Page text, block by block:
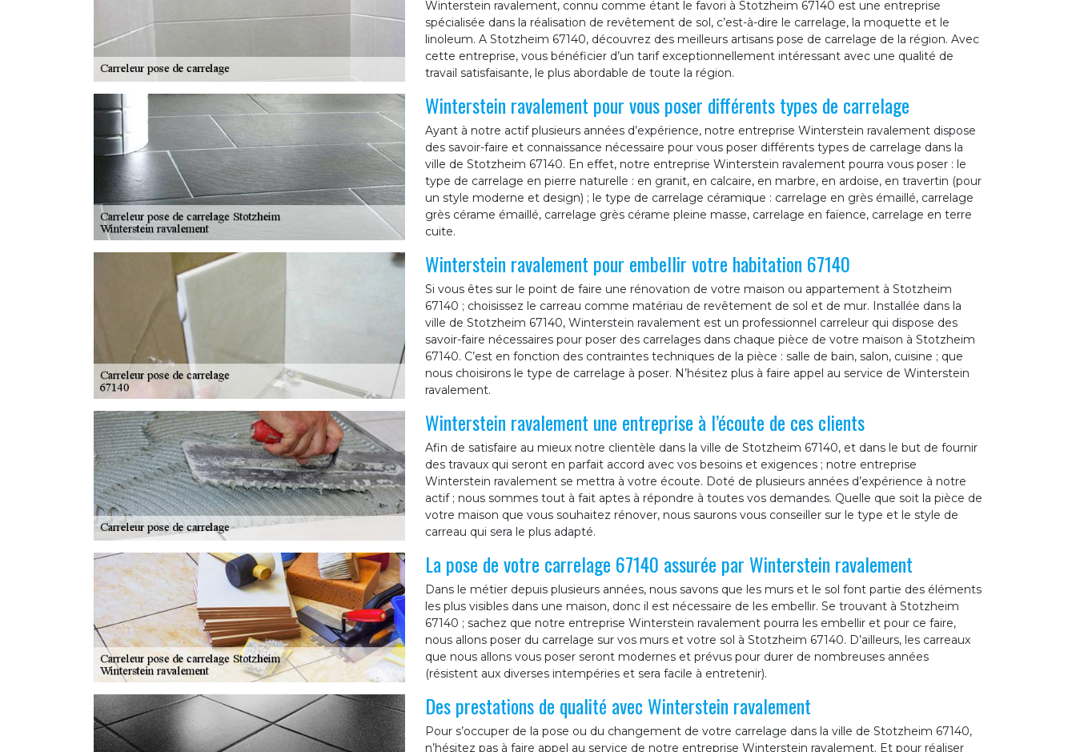
Winterstein ravalement, connu comme étant le favori à Stotzheim 67140 est une entreprise
spécialisée dans la réalisation de revêtement de sol, c’est-à-dire le carrelage, la moquette et le
linoleum. A Stotzheim 67140, découvrez des meilleurs artisans pose de carrelage de la région. Avec
cette entreprise, vous bénéficier d’un tarif exceptionnellement intéressant avec une qualité de
travail satisfaisante, le plus abordable de toute la région.
Winterstein ravalement pour vous poser différents types de carrelage
Ayant à notre actif plusieurs années d’expérience, notre entreprise Winterstein ravalement dispose
des savoir-faire et connaissance nécessaire pour vous poser différents types de carrelage dans la
ville de Stotzheim 67140. En effet, notre entreprise Winterstein ravalement pourra vous poser : le
type de carrelage en pierre naturelle : en granit, en calcaire, en marbre, en ardoise, en travertin (pour
un style moderne et design) ; le type de carrelage céramique : carrelage en grès émaillé, carrelage
grès cérame émaillé, carrelage grès cérame pleine masse, carrelage en faïence, carrelage en terre
cuite.
Winterstein ravalement pour embellir votre habitation 67140
Si vous êtes sur le point de faire une rénovation de votre maison ou appartement à Stotzheim
67140 ; choisissez le carreau comme matériau de revêtement de sol et de mur. Installée dans la
ville de Stotzheim 67140, Winterstein ravalement est un professionnel carreleur qui dispose des
savoir-faire nécessaires pour poser des carrelages dans chaque pièce de votre maison à Stotzheim
67140. C’est en fonction des contraintes techniques de la pièce : salle de bain, salon, cuisine ; que
nous choisirons le type de carrelage à poser. N’hésitez plus à faire appel au service de Winterstein
ravalement.
Winterstein ravalement une entreprise à l’écoute de ces clients
Afin de satisfaire au mieux notre clientèle dans la ville de Stotzheim 67140, et dans le but de fournir
des travaux qui seront en parfait accord avec vos besoins et exigences ; notre entreprise
Winterstein ravalement se mettra à votre écoute. Doté de plusieurs années d’expérience à notre
actif ; nous sommes tout à fait aptes à répondre à toutes vos demandes. Quelle que soit la pièce de
votre maison que vous souhaitez rénover, nous saurons vous conseiller sur le type et le style de
carreau qui sera le plus adapté.
La pose de votre carrelage 67140 assurée par Winterstein ravalement
Dans le métier depuis plusieurs années, nous savons que les murs et le sol font partie des éléments
les plus visibles dans une maison, donc il est nécessaire de les embellir. Se trouvant à Stotzheim
67140 ; sachez que notre entreprise Winterstein ravalement pourra les embellir et pour ce faire,
nous allons poser du carrelage sur vos murs et votre sol à Stotzheim 67140. D’ailleurs, les carreaux
que nous allons vous poser seront modernes et prévus pour durer de nombreuses années
(résistent aux diverses intempéries et sera facile à entretenir).
Des prestations de qualité avec Winterstein ravalement
Pour s’occuper de la pose ou du changement de votre carrelage dans la ville de Stotzheim 67140,
n’hésitez pas à faire appel au service de notre entreprise Winterstein ravalement. Et pour réaliser